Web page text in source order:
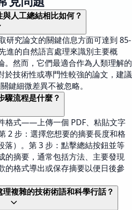
人工總結相比如何？
研究論文的關鍵信息方面可達到 85-
進的自然語言處理來識別主要概
。然而，它們最適合作為人類理解的
於技術性或專門性較強的論文，建議
鍵細微差異不被忽略。
驟流程是什麼？
格式——上傳一個 PDF、粘貼文字
2 步：選擇您想要的摘要長度和格
落）。第 3 步：點擊總結按鈕並等
的摘要，通常包括方法、主要發現
的格式導出或保存摘要以便日後參
複雜的技術術語和科學行話？